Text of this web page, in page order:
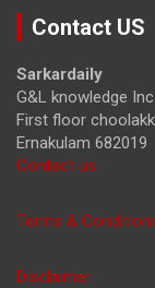
r
Contact US
Sarkardaily
G&L knowledge Inc.
First floor
Ernakulam 682019
Contact us
Terms &
Disclaimer